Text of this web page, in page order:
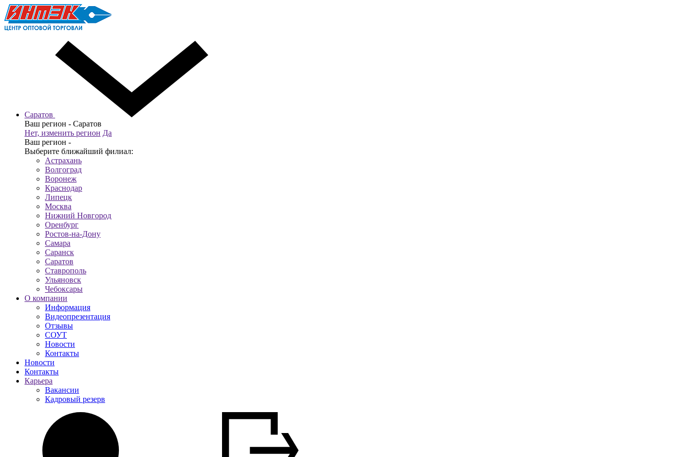
Саратов
Ваш регион - Саратов
Нет, изменить регион Да
Ваш регион -
Выберите ближайший филиал:
Астрахань
Волгоград
Воронеж
Краснодар
Липецк
Москва
Нижний Новгород
Оренбург
Ростов-на-Дону
Самара
Саранск
Саратов
Ставрополь
Ульяновск
Чебоксары
О компании
Информация
Видеопрезентация
Отзывы
СОУТ
Новости
Контакты
Новости
Контакты
Карьера
Вакансии
Кадровый резерв